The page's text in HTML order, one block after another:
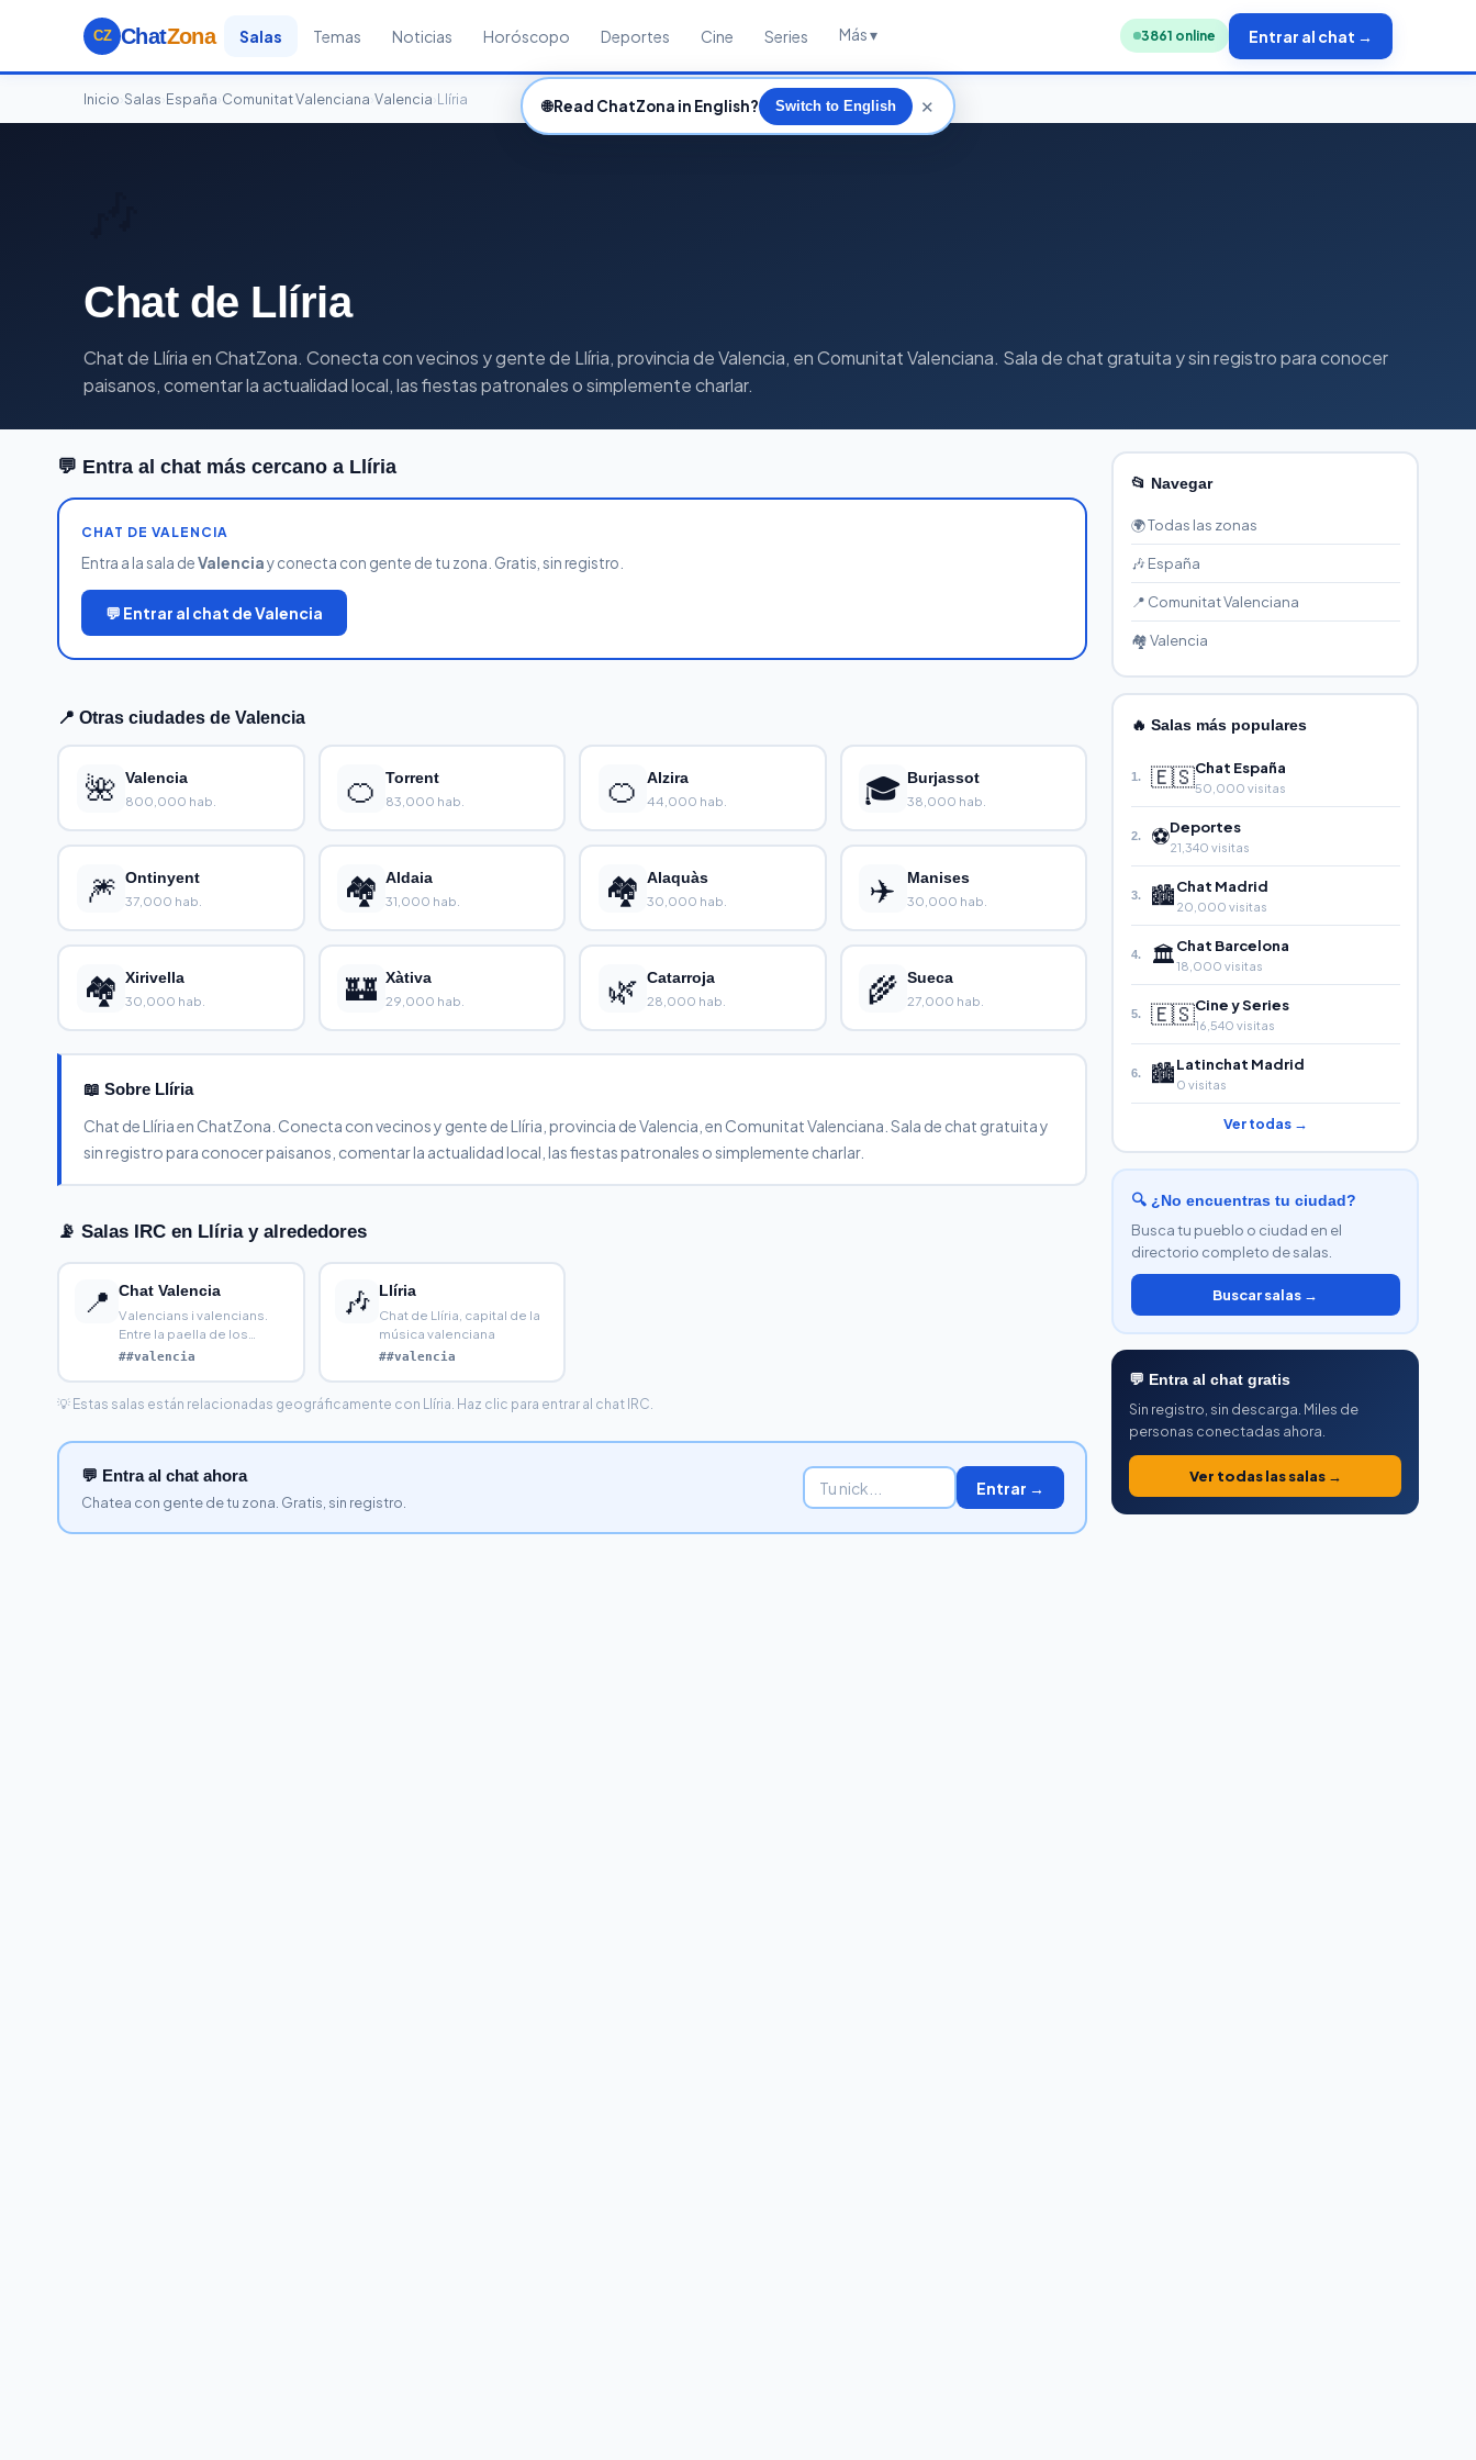
CZ ChatZona Salas Temas Noticias Horóscopo Deportes Cine Series Más ▾ 3846 online Entrar al chat →
Inicio Salas España Comunitat Valenciana Valencia Llíria
Chat de Llíria
Chat de Llíria en ChatZona. Conecta con vecinos y gente de Llíria, provincia de Valencia, en Comunitat Valenciana. Sala de chat gratuita y sin registro para conocer
paisanos, comentar la actualidad local, las fiestas patronales o simplemente charlar.
💬 Entra al chat más cercano a Llíria
CHAT DE VALENCIA
Entra a la sala deValenciay conecta con gente de tu zona. Gratis, sin registro.
💬 Entrar al chat de Valencia
📍 Otras ciudades de Valencia
🌺 Valencia
800,000 hab. 🍊 Torrent
83,000 hab. 🍊 Alzira
44,000 hab. 🎓 Burjassot
38,000 hab.
🎆 Ontinyent
37,000 hab. 🏘️ Aldaia
31,000 hab. 🏘️ Alaquàs
30,000 hab. ✈️ Manises
30,000 hab.
🏘️ Xirivella
30,000 hab. 🏰 Xàtiva
29,000 hab. 🌿 Catarroja
28,000 hab. 🌾 Sueca
27,000 hab.
📖 Sobre Llíria
Chat de Llíria en ChatZona. Conecta con vecinos y gente de Llíria, provincia de Valencia, en Comunitat Valenciana. Sala de chat gratuita y
sin registro para conocer paisanos, comentar la actualidad local, las fiestas patronales o simplemente charlar.
📡 Salas IRC en Llíria y alrededores
📍
Chat Valencia
Valencians i valencians.
Entre la paella de los
domingos, las mascletà
##valencia
🎶 Llíria
Chat de Llíria, capital de la
música valenciana
##valencia
💡 Estas salas están relacionadas geográficamente con Llíria. Haz clic para entrar al chat IRC.
💬 Entra al chat ahora
Chatea con gente de tu zona. Gratis, sin registro.
Entrar →
📂 Navegar
🌍 Todas las zonas
🎶 España
📍 Comunitat Valenciana
🏘️ Valencia
🔥 Salas más populares
1. 🇪🇸Chat España
50,000 visitas
2. ⚽Deportes
21,340 visitas
3. 🏙️Chat Madrid
20,000 visitas
4. 🏛️Chat Barcelona
18,000 visitas
5. 🇪🇸Cine y Series
16,540 visitas
6. 🏙️Latinchat Madrid
0 visitas
Ver todas →
🔍 ¿No encuentras tu ciudad?
Busca tu pueblo o ciudad en el
directorio completo de salas.
Buscar salas →
💬 Entra al chat gratis
Sin registro, sin descarga. Miles de
personas conectadas ahora.
Ver todas las salas →
🌐Read ChatZona in English? Switch to English ✕